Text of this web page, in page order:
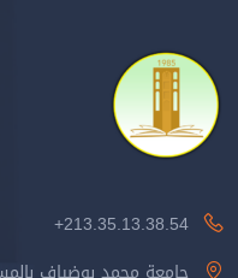
213.35.13.38.54+